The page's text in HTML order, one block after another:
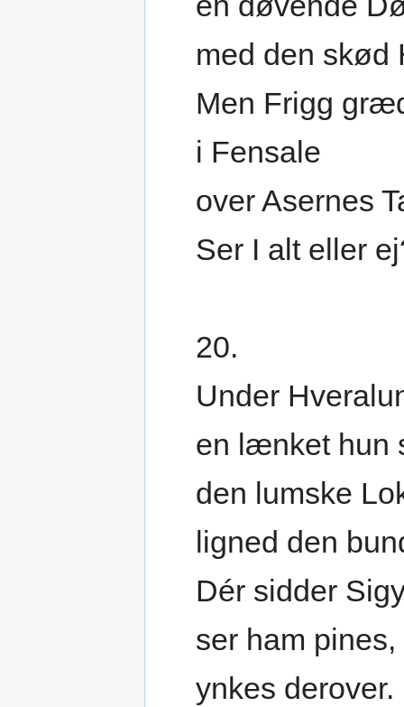
med den skød
Men Frigg
i Fensale
over Asernes
Ser I alt eller
20.
Under
en lænket hun
den lumske
ligned den
Dér sidder
ser ham pines,
ynkes derover.